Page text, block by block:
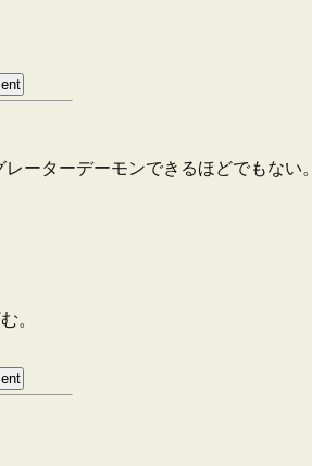
ーターデーモンできるほどでもない。
。